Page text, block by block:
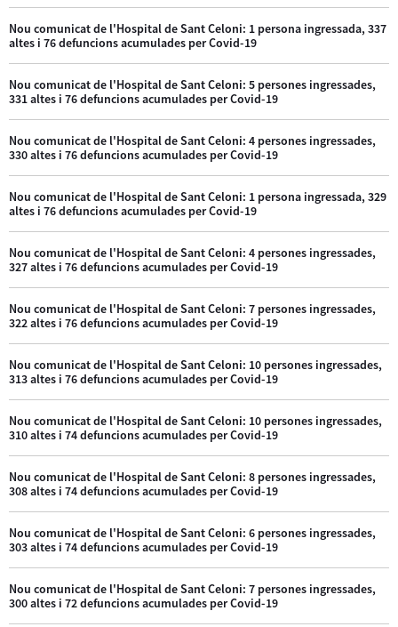
Nou comunicat de l'Hospital de Sant Celoni: 1 persona ingressada, 337
altes i 76 defuncions acumulades per Covid-19
Nou comunicat de l'Hospital de Sant Celoni: 5 persones ingressades,
331 altes i 76 defuncions acumulades per Covid-19
Nou comunicat de l'Hospital de Sant Celoni: 4 persones ingressades,
330 altes i 76 defuncions acumulades per Covid-19
Nou comunicat de l'Hospital de Sant Celoni: 1 persona ingressada, 329
altes i 76 defuncions acumulades per Covid-19
Nou comunicat de l'Hospital de Sant Celoni: 4 persones ingressades,
327 altes i 76 defuncions acumulades per Covid-19
Nou comunicat de l'Hospital de Sant Celoni: 7 persones ingressades,
322 altes i 76 defuncions acumulades per Covid-19
Nou comunicat de l'Hospital de Sant Celoni: 10 persones ingressades,
313 altes i 76 defuncions acumulades per Covid-19
Nou comunicat de l'Hospital de Sant Celoni: 10 persones ingressades,
310 altes i 74 defuncions acumulades per Covid-19
Nou comunicat de l'Hospital de Sant Celoni: 8 persones ingressades,
308 altes i 74 defuncions acumulades per Covid-19
Nou comunicat de l'Hospital de Sant Celoni: 6 persones ingressades,
303 altes i 74 defuncions acumulades per Covid-19
Nou comunicat de l'Hospital de Sant Celoni: 7 persones ingressades,
300 altes i 72 defuncions acumulades per Covid-19